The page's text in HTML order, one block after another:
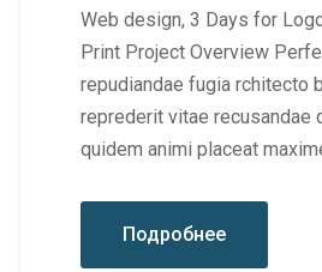
Web design, 3 Days for
Print Project Overview
repudiandae fugia rchitecto
reprederit vitae recusandae
quidem animi placeat
Подробнее